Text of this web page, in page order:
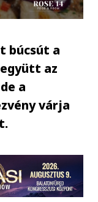
búcsút a
az
a
várja